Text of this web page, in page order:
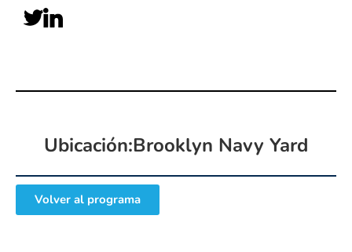
Ubicación:Brooklyn Navy Yard
Volver al programa